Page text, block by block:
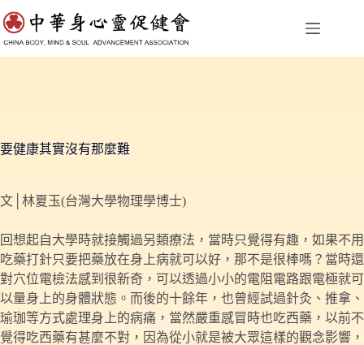
跳
至
主
要健康其實沒有那麼難
文│林夏玉(台灣大學物理學博士)
回想起自大學時就接觸過另類療法，當時只覺得有趣，如果不用
吃藥打針只要把藥放在身上病就可以好，那不是很棒嗎？當時還
對穴位電檢法感到很新奇，可以透過小小的電阻電路跟電極就可
以量身上的身體狀態。而後的十餘年，也曾經試過針灸、推拿、
瑜珈等方式處理身上的病痛，當然嚴重感冒時也吃西藥，以前不
覺得吃西藥有甚麼不對，因為從小就是被大眾這樣的觀念影響，